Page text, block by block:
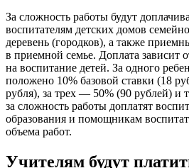
За сложность работы будут
воспитателям детских домов
деревень (городков), а также
в приемной семье. Доплата зависит
на воспитание детей. За одного
положено 10% базовой ставки (18
рубля), за трех — 50% (90 рублей) и
за сложность работы доплатят
образования и помощникам
объема работ.
Учителям будут